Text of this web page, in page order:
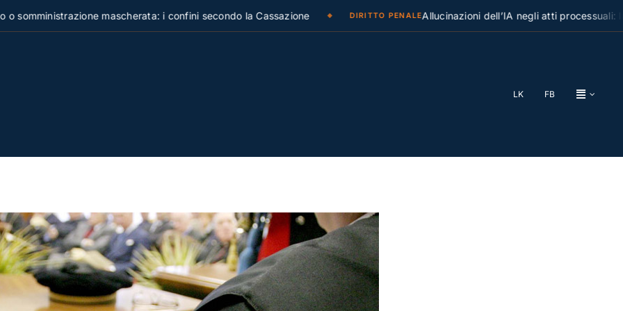
mascherata: i confini secondo la Cassazione DIRITTO PENALE Allucinazioni dell’IA negli atti processuali: la
LK FB